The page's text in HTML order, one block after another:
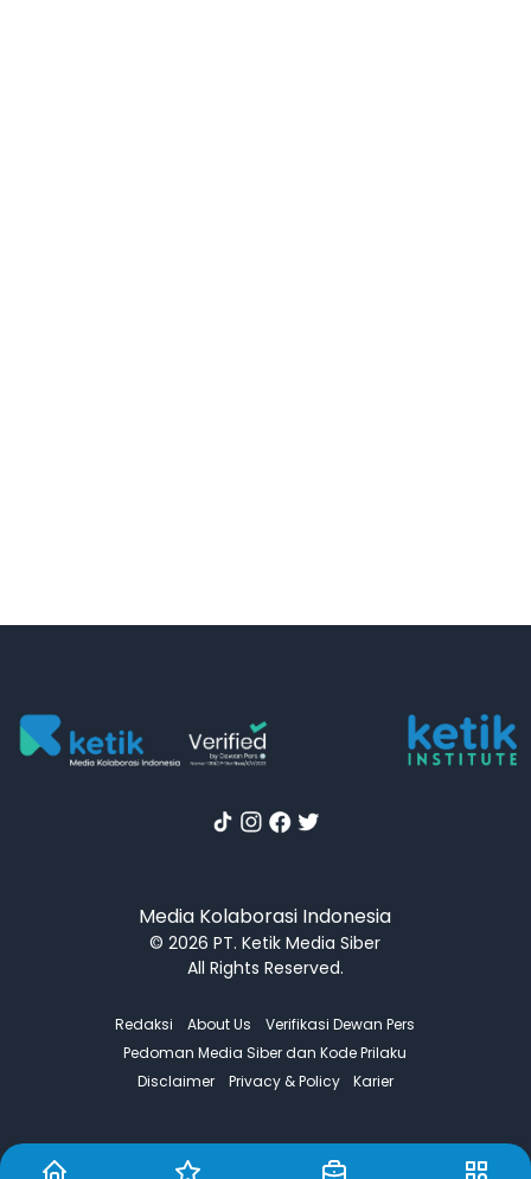
Media Kolaborasi Indonesia
© 2026 PT. Ketik Media Siber
All Rights Reserved.
Redaksi About Us
Verifikasi Dewan Pers
Pedoman Media Siber dan Kode Prilaku
Disclaimer
Privacy & Policy Karier